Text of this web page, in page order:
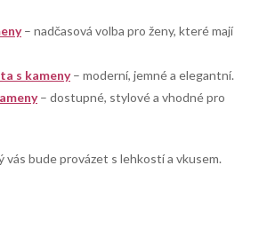
– nadčasová volba pro ženy, které mají
s kameny– moderní, jemné a elegantní.
– dostupné, stylové a vhodné pro
bude provázet s lehkostí a vkusem.